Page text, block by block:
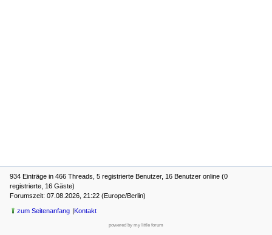
934 Einträge in 466 Threads, 5 registrierte Benutzer, 16 Benutzer online (0
registrierte, 16 Gäste)
Forumszeit: 07.08.2026, 21:22 (Europe/Berlin)
zum Seitenanfang Kontakt
powered by my little forum